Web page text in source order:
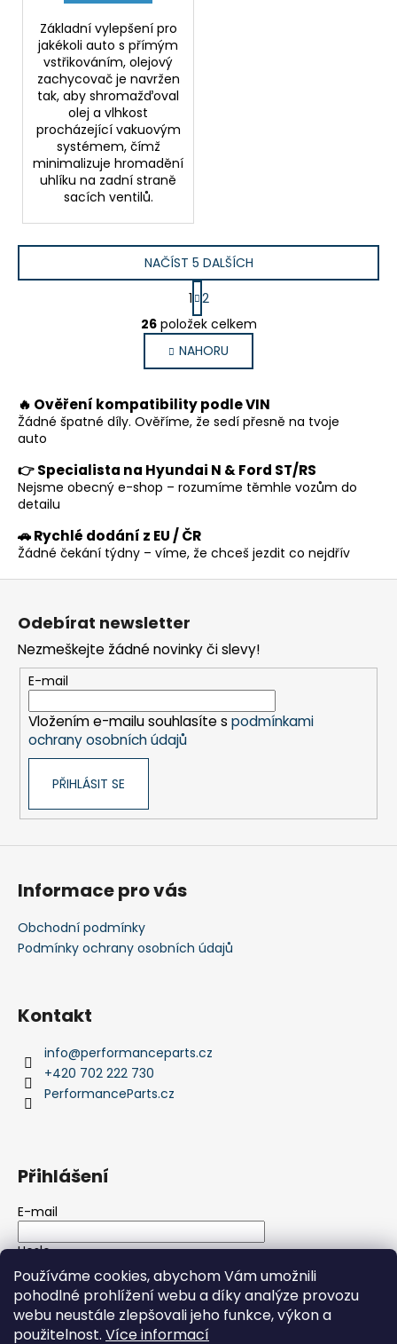
Používáme cookies, abychom Vám umožnili
pohodlné prohlížení webu a díky analýze provozu
webu neustále zlepšovali jeho funkce, výkon a
použitelnost. Více informací
Základní vylepšení pro
jakékoli auto s přímým
vstřikováním, olejový
zachycovač je navržen
tak, aby shromažďoval
olej a vlhkost
procházející vakuovým
systémem, čímž
minimalizuje hromadění
uhlíku na zadní straně
sacích ventilů.
O
v
l
á
a
c
p
r
k
y
s
u
NAČÍST 5 DALŠÍCH
S
t
r
á
n
k
v
á
1 2
26položek celkem
NAHORU
🔥 Ověření kompatibility podle VIN
Žádné špatné díly. Ověříme, že sedí přesně na tvoje
auto
👉 Specialista na Hyundai N & Ford ST/RS
Nejsme obecný e-shop – rozumíme těmhle vozům do
detailu
🚗 Rychlé dodání z EU / ČR
Žádné čekání týdny – víme, že chceš jezdit co nejdřív
Z
Odebírat newsletter
Nezmeškejte žádné novinky či slevy!
E-mail
Vložením e-mailu souhlasíte s podmínkami
ochrany osobních údajů
PŘIHLÁSIT SE
Informace pro vás
Obchodní podmínky
Podmínky ochrany osobních údajů
Kontakt
info@performanceparts.cz
+420 702 222 730
PerformanceParts.cz
Přihlášení
E-mail
Heslo
PŘIHLÁSIT SE